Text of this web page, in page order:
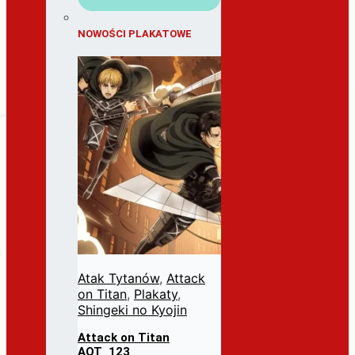
NOWOŚCI PLAKATOWE
Atak Tytanów, Attack
on Titan, Plakaty,
Shingeki no Kyojin
Attack on Titan
AOT_123